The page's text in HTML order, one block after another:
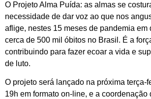
O Projeto Alma Puída: as almas se
necessidade de dar voz ao que nos
aflige, nestes 15 meses de pandemia em
cerca de 500 mil óbitos no Brasil. É a
contribuindo para fazer ecoar a vida e
de luto.
O projeto será lançado na próxima terça-
19h em formato on-line, e a coordenação